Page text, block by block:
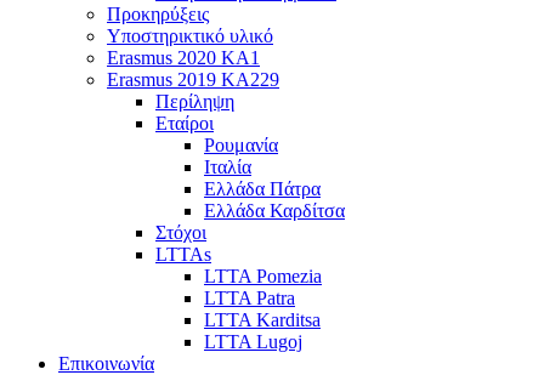
Προκηρύξεις
Υποστηρικτικό υλικό
Erasmus 2020 KA1
Erasmus 2019 KA229
Περίληψη
Εταίροι
Ρουμανία
Ιταλία
Ελλάδα Πάτρα
Ελλάδα Καρδίτσα
Στόχοι
LTTAs
LTTA Pomezia
LTTA Patra
LTTA Karditsa
LTTA Lugoj
Επικοινωνία